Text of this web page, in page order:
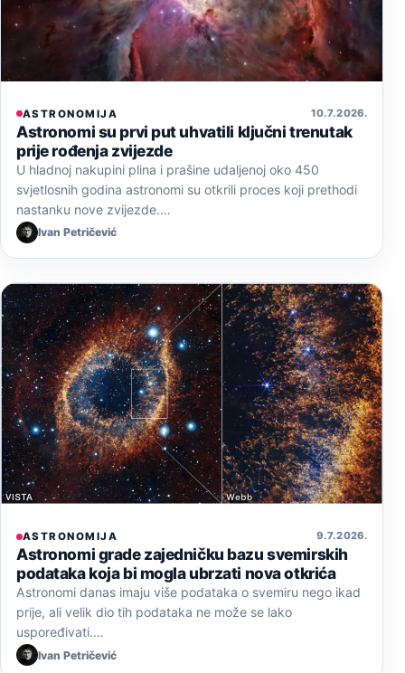
ASTRONOMIJA 10. 7. 2026.
Astronomi su prvi put uhvatili ključni trenutak
prije rođenja zvijezde
U hladnoj nakupini plina i prašine udaljenoj oko 450
svjetlosnih godina astronomi su otkrili proces koji prethodi
nastanku nove zvijezde.…
Ivan Petričević
ASTRONOMIJA 9. 7. 2026.
Astronomi grade zajedničku bazu svemirskih
podataka koja bi mogla ubrzati nova otkrića
Astronomi danas imaju više podataka o svemiru nego ikad
prije, ali velik dio tih podataka ne može se lako
uspoređivati.…
Ivan Petričević